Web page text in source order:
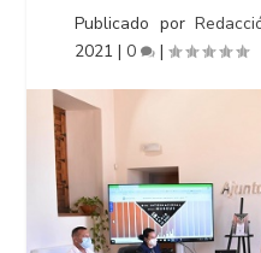
Publicado por
2021 |0 |